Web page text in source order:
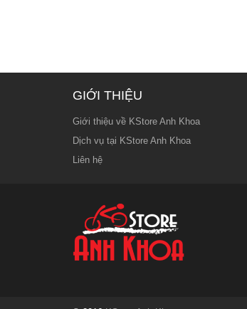
GIỚI THIỆU
Giới thiệu về KStore Anh Khoa
Dịch vụ tại KStore Anh Khoa
Liên hệ